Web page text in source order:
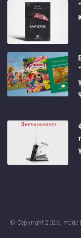
© Copyright2026, made